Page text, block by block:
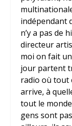
indépendant
n’y a pas de
directeur
moi on fait
jour partent
radio où tout
arrive, à
tout le
gens sont